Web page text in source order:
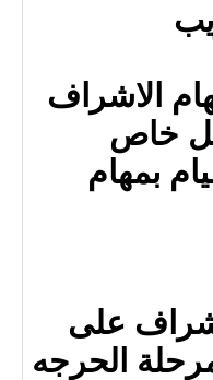
الاشراف
خاص
بمهام
على
الحرجه